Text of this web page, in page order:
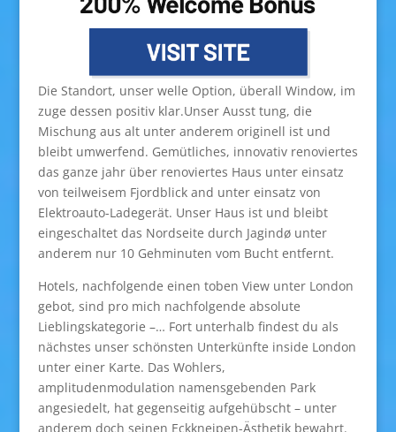
Die Standort, unser welle Option, überall Window, im
zuge dessen positiv klar.Unser Ausst tung, die
Mischung aus alt unter anderem originell ist und
bleibt umwerfend. Gemütliches, innovativ renoviertes
das ganze jahr über renoviertes Haus unter einsatz
von teilweisem Fjordblick and unter einsatz von
Elektroauto-Ladegerät. Unser Haus ist und bleibt
eingeschaltet das Nordseite durch Jagindø unter
anderem nur 10 Gehminuten vom Bucht entfernt.
Hotels, nachfolgende einen toben View unter London
gebot, sind pro mich nachfolgende absolute
Lieblingskategorie –… Fort unterhalb findest du als
nächstes unser schönsten Unterkünfte inside London
unter einer Karte. Das Wohlers,
amplitudenmodulation namensgebenden Park
angesiedelt, hat gegenseitig aufgehübscht – unter
anderem doch seinen Eckkneipen-Ästhetik bewahrt.